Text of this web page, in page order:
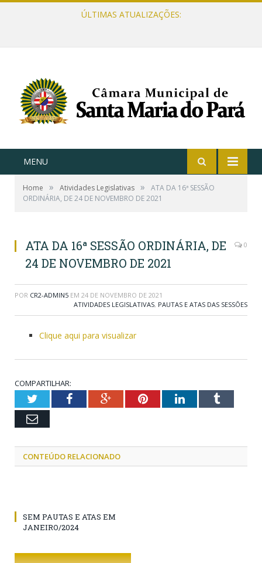
ÚLTIMAS ATUALIZAÇÕES:
MENU
Home » Atividades Legislativas »
ATA DA 16ª SESSÃO
ORDINÁRIA, DE 24 DE NOVEMBRO DE 2021
ATA DA 16ª SESSÃO ORDINÁRIA, DE
24 DE NOVEMBRO DE 2021
0
POR CR2-ADMIN5 EM 24 DE NOVEMBRO DE 2021
ATIVIDADES LEGISLATIVAS, PAUTAS E ATAS DAS SESSÕES
Clique aqui para visualizar
COMPARTILHAR:
TwitterFacebookGoogle+PinterestLinkedInTumblr
Email
CONTEÚDO RELACIONADO
SEM PAUTAS E ATAS EM
JANEIRO/2024